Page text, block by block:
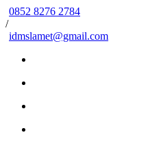
0852 8276 2784
/
idmslamet@gmail.com